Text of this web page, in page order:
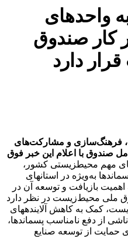
واحدهای
کار صندوق
دارد
فرهنگ‌سازی و مشارکت‌های
صندوق با اعلام این خبر فوق
مهم محیط­زیستی کشور،
به‌ویژه در استان­های
بازیافت و توسعه آن در
ملی محیط‌زیست در نظر دارد
کمک به کاهش آلاینده­های
از دفع نامناسب پسماندها،
حمایت از توسعه صنایع